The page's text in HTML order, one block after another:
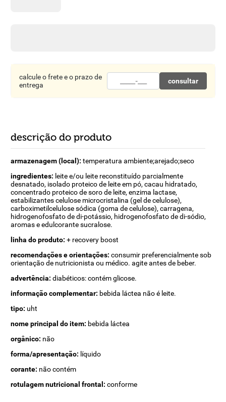
calcule o frete e o prazo de
entrega
consultar
descrição do produto
armazenagem (local): temperatura ambiente;arejado;seco
ingredientes: leite e/ou leite reconstituído parcialmente
desnatado, isolado proteico de leite em pó, cacau hidratado,
concentrado proteico de soro de leite, enzima lactase,
estabilizantes celulose microcristalina (gel de celulose),
carboximetilcelulose sódica (goma de celulose), carragena,
hidrogenofosfato de di-potássio, hidrogenofosfato de di-sódio,
aromas e edulcorante sucralose.
linha do produto: + recovery boost
recomendações e orientações: consumir preferencialmente sob
orientação de nutricionista ou médico. agite antes de beber.
advertência: diabéticos: contém glicose.
informação complementar: bebida láctea não é leite.
tipo: uht
nome principal do item: bebida láctea
orgânico: não
forma/apresentação: líquido
corante: não contém
rotulagem nutricional frontal: conforme